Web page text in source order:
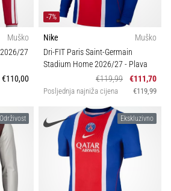
Muško
27
€110,00
-7%
Nike
Muško
Dri-FIT Paris Saint-Germain
Stadium Home 2026/27 - Plava
€119,99
€111,70
Posljednja najniža cijena €119,99
Održivost Ekskluzivno